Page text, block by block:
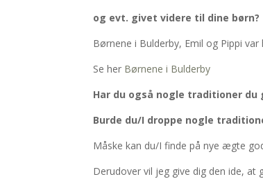
og evt. givet videre til dine børn?
Børnene i Bulderby, Emil og Pippi
Se her Børnene i Bulderby
Har du også nogle traditioner
Burde du/I droppe nogle
Måske kan du/I finde på nye ægte
Derudover vil jeg give dig den ide,